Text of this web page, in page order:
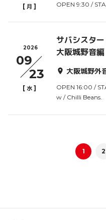
[ 月] OPEN 9:30 /
2026
09
23
[ 水]
サバシスタ
大阪城野音編
大阪城野外
OPEN 16:00 /
w / Chilli Beans.
1 2